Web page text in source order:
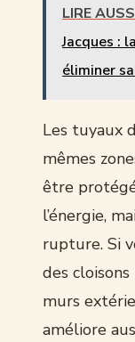
LIRE
Jacques :
éliminer
Les tuyaux
mêmes
être
l’énergie,
rupture. Si
des
murs
améliore